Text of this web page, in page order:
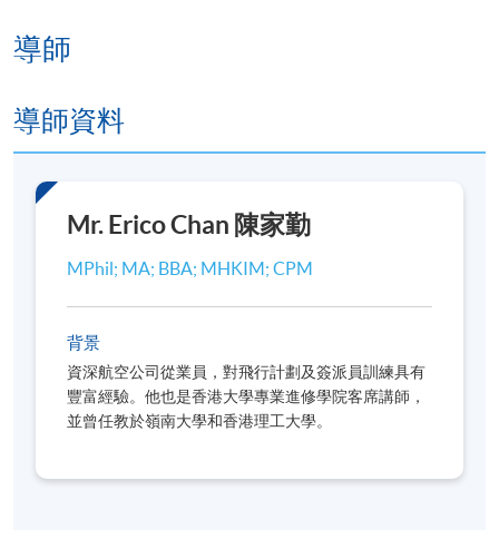
2026年8月15日（星期六）
***出席率達70%可獲頒發修讀證明書***
開課日期
2026年7月22日 (星期三)
逢周三、周六，2:00pm - 5:30pm
修業期
地點
導師
導師資料
Mr. Erico Chan 陳家勤
MPhil; MA; BBA; MHKIM; CPM
背景
資深航空公司從業員，對飛行計劃及簽派員訓練具有
豐富經驗。他也是香港大學專業進修學院客席講師，
並曾任教於嶺南大學和香港理工大學。